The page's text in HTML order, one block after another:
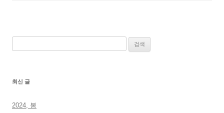
최신 글
2024, 봄